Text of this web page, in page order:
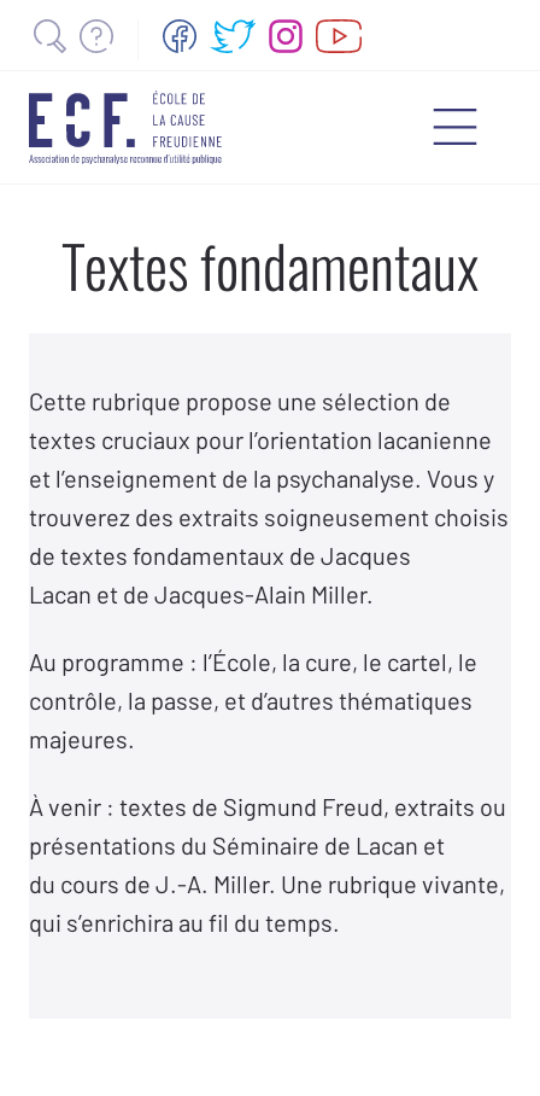
Textes fondamentaux
Cette rubrique propose une sélection de
textes cruciaux pour l’orientation lacanienne
et l’enseignement de la psychanalyse. Vous y
trouverez des extraits soigneusement choisis
de textes fondamentaux de Jacques
Lacan et de Jacques-Alain Miller.
Au programme : l’École, la cure, le cartel, le
contrôle, la passe, et d’autres thématiques
majeures.
À venir : textes de Sigmund Freud, extraits ou
présentations du Séminaire de Lacan et
du cours de J.-A. Miller. Une rubrique vivante,
qui s’enrichira au fil du temps.